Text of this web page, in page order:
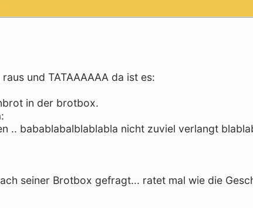
und TATAAAAAA da ist es:
in der brotbox.
.. babablabalblablabla nicht zuviel verlangt
seiner Brotbox gefragt... ratet mal wie die